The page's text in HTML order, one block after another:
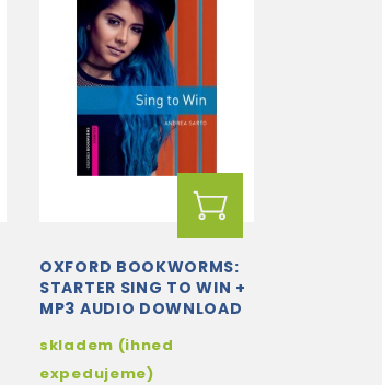
OXFORD BOOKWORMS:
STARTER SING TO WIN +
MP3 AUDIO DOWNLOAD
skladem (ihned
expedujeme)